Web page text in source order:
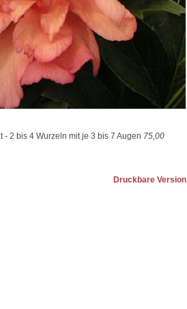
- 2 bis 4 Wurzeln mit je 3 bis 7 Augen 75,00
Druckbare Version